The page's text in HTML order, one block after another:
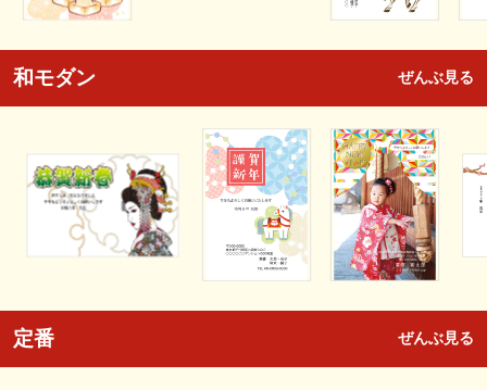
和モダン ぜんぶ見る
定番 ぜんぶ見る